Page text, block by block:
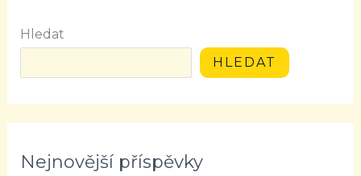
Hledat
HLEDAT
Nejnovější příspěvky